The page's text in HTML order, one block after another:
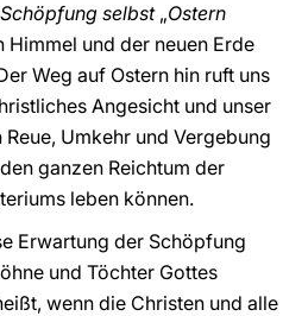
selbst „Ostern
Himmel und der neuen Erde
Weg auf Ostern hin ruft uns
Angesicht und unser
Umkehr und Vergebung
ganzen Reichtum der
leben können.
Erwartung der Schöpfung
und Töchter Gottes
wenn die Christen und alle